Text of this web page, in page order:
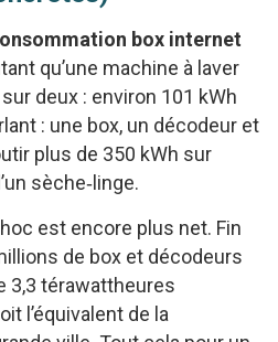
box internet
qu’une machine à laver
deux : environ 101 kWh
: une box, un décodeur et
plus de 350 kWh sur
sèche‑linge.
est encore plus net. Fin
de box et décodeurs
3,3 térawattheures
l’équivalent de la